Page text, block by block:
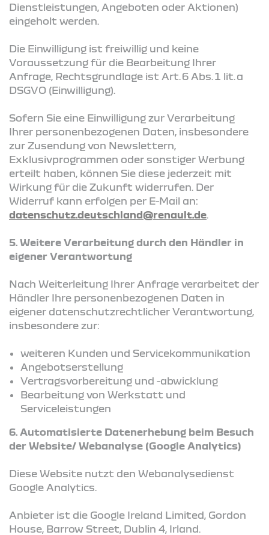
Dienstleistungen, Angeboten oder Aktionen)
eingeholt werden.
Die Einwilligung ist freiwillig und keine
Voraussetzung für die Bearbeitung Ihrer
Anfrage, Rechtsgrundlage ist Art. 6 Abs. 1 lit. a
DSGVO (Einwilligung).
Sofern Sie eine Einwilligung zur Verarbeitung
Ihrer personenbezogenen Daten, insbesondere
zur Zusendung von Newslettern,
Exklusivprogrammen oder sonstiger Werbung
erteilt haben, können Sie diese jederzeit mit
Wirkung für die Zukunft widerrufen. Der
Widerruf kann erfolgen per E-Mail an:
datenschutz.deutschland@renault.de
5. Weitere Verarbeitung durch den Händler in
eigener Verantwortung
Nach Weiterleitung Ihrer Anfrage verarbeitet der
Händler Ihre personenbezogenen Daten in
eigener datenschutzrechtlicher Verantwortung,
insbesondere zur:
weiteren Kunden und Servicekommunikation
Angebotserstellung
Vertragsvorbereitung und -abwicklung
Bearbeitung von Werkstatt und
Serviceleistungen
6. Automatisierte Datenerhebung beim Besuch
der Website/ Webanalyse (Google Analytics)
Diese Website nutzt den Webanalysedienst
Google Analytics.
Anbieter ist die Google Ireland Limited, Gordon
House, Barrow Street, Dublin 4, Irland.